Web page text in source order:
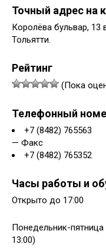
Точный адрес на
Королёва бульвар, 13
Тольятти.
Рейтинг
(Пока
Телефонный
+7 (8482) 765563
— Факс
+7 (8482) 765352
Часы работы и
Открыто до 17:00
Понедельник-
13:00)